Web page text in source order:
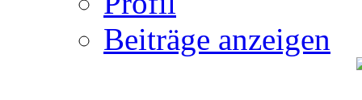
Beiträge anzeigen